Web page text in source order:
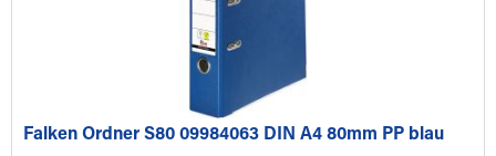
Falken Ordner S80 09984063 DIN A4 80mm PP blau